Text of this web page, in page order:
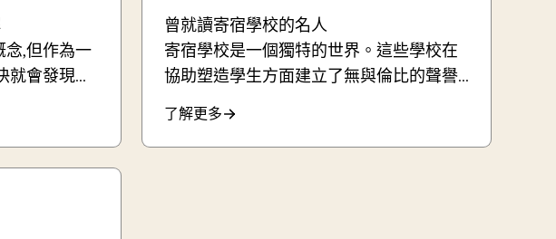
念,但作為一
就會發現...
曾就讀寄宿學校的名人
寄宿學校是一個獨特的世界。這些學校在
協助塑造學生方面建立了無與倫比的聲譽...
了解更多